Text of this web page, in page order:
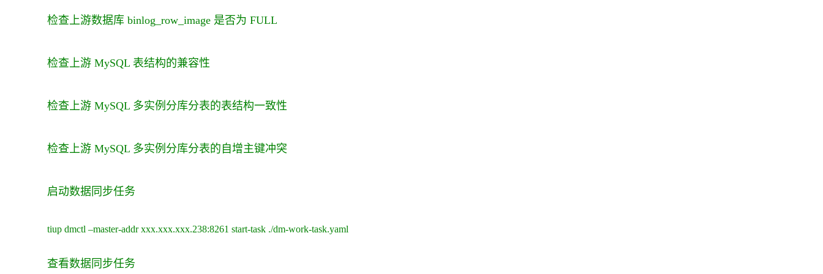
检查上游数据库 binlog_row_image 是否为 FULL
检查上游 MySQL 表结构的兼容性
检查上游 MySQL 多实例分库分表的表结构一致性
检查上游 MySQL 多实例分库分表的自增主键冲突
启动数据同步任务
tiup dmctl –master-addr xxx.xxx.xxx.238:8261 start-task ./dm-work-task.yaml
查看数据同步任务